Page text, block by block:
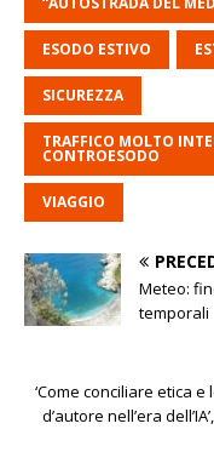
ESODO ESTIVO
SICUREZZA
TRAFFICO MOLTO
CONTROESODO
VIAGGIO
Meteo:
temporali
‘Come conciliare etica
d’autore nell’era